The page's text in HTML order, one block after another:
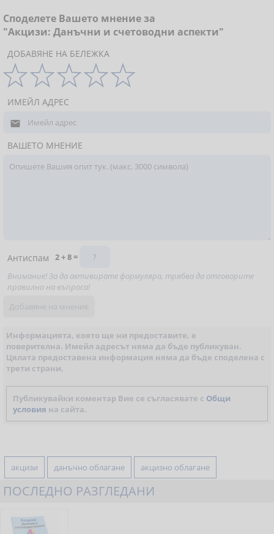
Споделете Вашето мнение за
"Акцизи: Данъчни и счетоводни аспекти"
ДОБАВЯНЕ НА БЕЛЕЖКА
ИМЕЙЛ АДРЕС

ВАШЕТО МНЕНИЕ
Антиспам
2 + 8 =
Внимание! За да активирате формуляра, трябва да отговорите
правилно на въпроса!
Информацията, която ще ни предоставите, е
поверителна. Имейл адресът няма да бъде публикуван.
Цялата предоставена информация няма да бъде споделена с
трети страни.
Публикувайки коментар Вие се съгласявате с Общи
условия на сайта.
акцизи данъчно облагане акцизно облагане
ПОСЛЕДНО РАЗГЛЕДАНИ